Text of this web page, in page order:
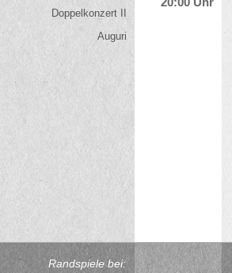
Doppelkonzert II
Auguri
Randspiele bei: